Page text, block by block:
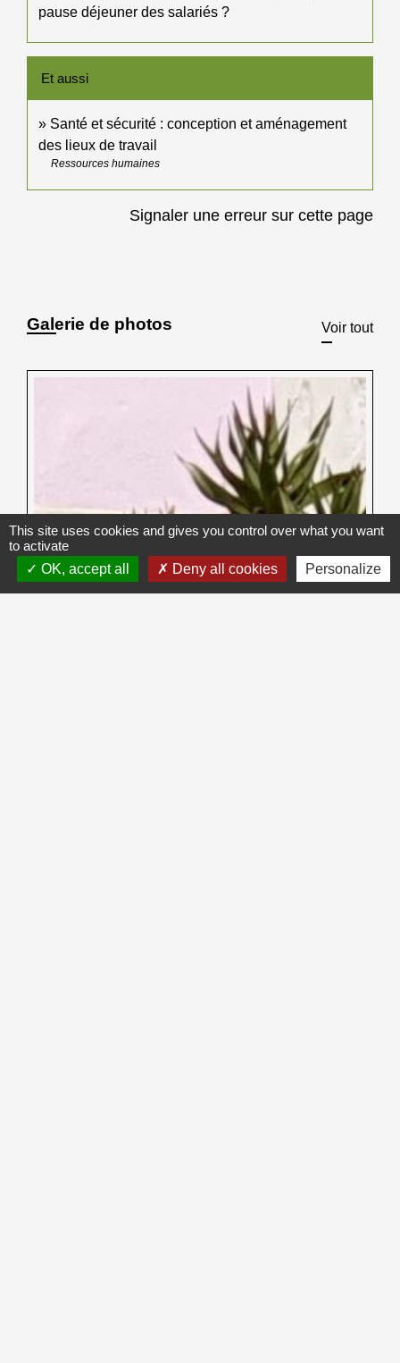
pause déjeuner des salariés ?
Et aussi
Santé et sécurité : conception et aménagement
des lieux de travail
Ressources humaines
Signaler une erreur sur cette page
Galerie de photos Voir tout
This site uses cookies and gives you control over what you want
to activate
OK, accept all
Deny all cookies Personalize